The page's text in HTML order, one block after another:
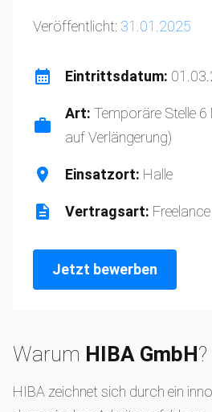
Veröffentlicht: 31.01.2025
Eintrittsdatum:
Art: Temporäre Stelle
auf Verlängerung)
Einsatzort: Halle
Vertragsart: Freelance
Jetzt bewerben
Warum HIBA GmbH?
HIBA zeichnet sich durch ein